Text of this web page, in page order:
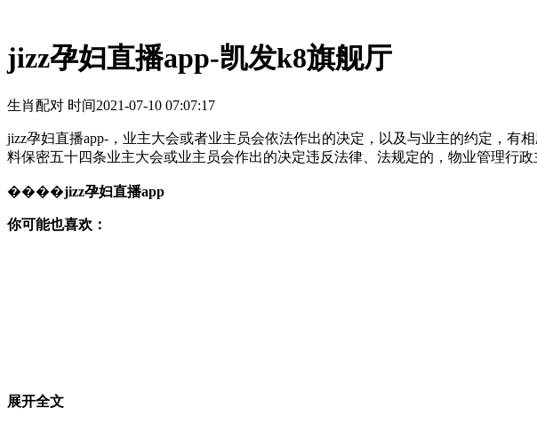
jizz孕妇直播app-凯发k8旗舰厅
生肖配对 时间2021-07-10 07:07:17
jizz孕妇直播app-，业主大会或者业主员会依法作出的决定，以及与业主的约定，
料保密五十四条业主大会或业主员会作出的决定违反法律、法规定的，物业管理行
����jizz孕妇直播app
你可能也喜欢：
展开全文